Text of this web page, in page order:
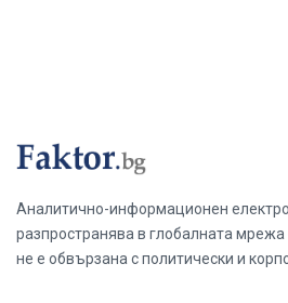
Аналитично-информационен
разпространява в глобалната
не е обвързана с политически и